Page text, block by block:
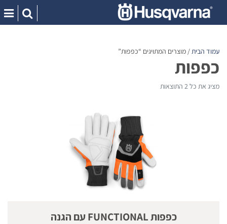
content
עמוד הבית/ מוצרים המתויגים “כפפות”
כפפות
מציג את כל 2 התוצאות
כפפות FUNCTIONAL עם הגנה